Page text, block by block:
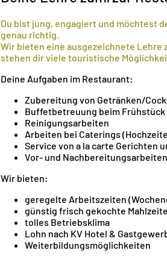
Du bist jung, engagiert und möchtest
genau richtig.
Wir bieten eine ausgezeichnete Lehre
stehen dir viele touristische
Deine Aufgaben im Restaurant:
Zubereitung von Getränken/
Buffetbetreuung beim Frühstück
Reinigungsarbeiten
Arbeiten bei Caterings
Service von a la carte Gerichten
Vor- und
Wir bieten:
geregelte Arbeitszeiten
günstig frisch gekochte
tolles Betriebsklima
Lohn nach KV Hotel &
Weiterbildungsmöglichkeiten